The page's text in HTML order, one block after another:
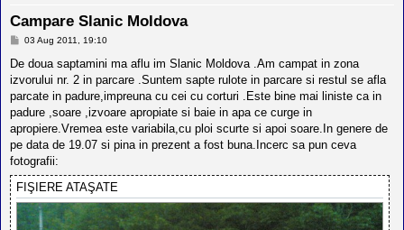
e
p
s
e
s
o
r
i
l
o
d
e
r
u
Campare Slanic Moldova
M
s
j
03 Aug 2011, 19:10
De doua saptamini ma aflu im Slanic Moldova .Am campat in zona
izvorului nr. 2 in parcare .Suntem sapte rulote in parcare si restul se afla
parcate in padure,impreuna cu cei cu corturi .Este bine mai liniste ca in
padure ,soare ,izvoare apropiate si baie in apa ce curge in
apropiere.Vremea este variabila,cu ploi scurte si apoi soare.In genere de
pe data de 19.07 si pina in prezent a fost buna.Incerc sa pun ceva
fotografii:
FIŞIERE ATAŞATE